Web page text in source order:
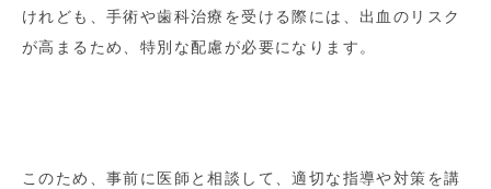
けれども、手術や歯科治療を受ける際には、出血のリスク
が高まるため、特別な配慮が必要になります。
このため、事前に医師と相談して、適切な指導や対策を講